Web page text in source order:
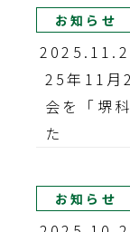
お知らせ
25年11月
会を「堺
た
お知らせ